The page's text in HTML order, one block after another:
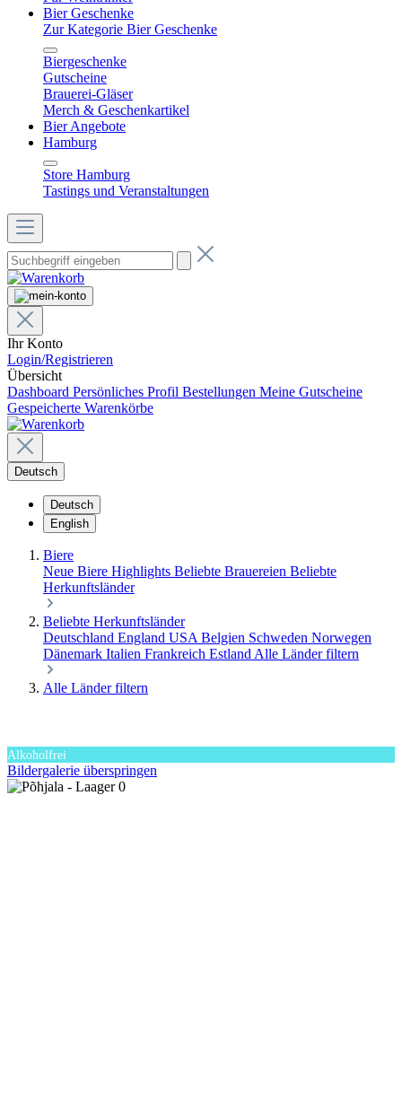
Bier Geschenke
Zur Kategorie Bier Geschenke
Biergeschenke
Gutscheine
Brauerei-Gläser
Merch & Geschenkartikel
Bier Angebote
Hamburg
Store Hamburg
Tastings und Veranstaltungen
Ihr Konto
Login/Registrieren
Übersicht
Dashboard Persönliches Profil Bestellungen Meine Gutscheine
Gespeicherte Warenkörbe
Deutsch
Deutsch
English
Biere
Neue Biere Highlights Beliebte Brauereien Beliebte
Herkunftsländer
Beliebte Herkunftsländer
Deutschland England USA Belgien Schweden Norwegen
Dänemark Italien Frankreich Estland Alle Länder filtern
Alle Länder filtern
Alkoholfrei
Bildergalerie überspringen